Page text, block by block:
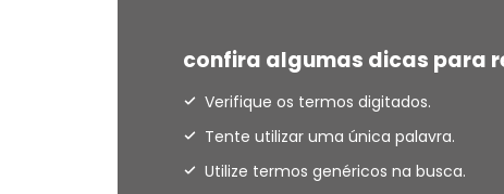
confira algumas dicas para
Verifique os termos digitados.
Tente utilizar uma única palavra.
Utilize termos genéricos na busca.